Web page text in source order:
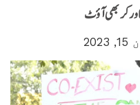
بھی آؤٹ